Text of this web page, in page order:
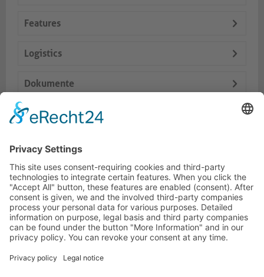
Features
Logistics
Dokumente
Accesorios
Productos similares
LÍNEA DIRECTA DE ASISTENCIA TÉCNICA
ONEAV.EU